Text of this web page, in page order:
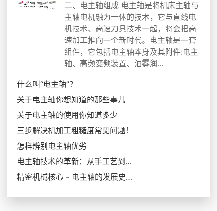
二、电主轴组成 电主轴是将机床主轴与
主轴电机融为一体的技术，它与直线电
机技术、高速刀具技术一起，将会把高
速加工推向一个新时代。电主轴是一套
组件，它包括电主轴本身及其附件:电主
轴、高频变频装置、油雾润...
什么叫“电主轴”？
关于电主轴你想知道的那些事儿
关于电主轴的使用你知道多少
三步解决机加工粗糙度常见问题！
怎样辨别电主轴优劣
电主轴技术的革新：从手工艺到高速自动化
精密机械核心 - 电主轴的发展史和技术演变